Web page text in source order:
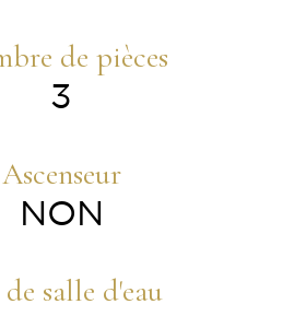
de pièces
3
Ascenseur
NON
salle d'eau